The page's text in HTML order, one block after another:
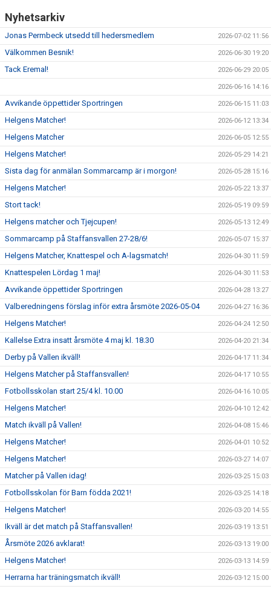
Nyhetsarkiv
Jonas Permbeck utsedd till hedersmedlem 2026-07-02 11:56
Välkommen Besnik! 2026-06-30 19:20
Tack Eremal! 2026-06-29 20:05
2026-06-16 14:16
Avvikande öppettider Sportringen 2026-06-15 11:03
Helgens Matcher! 2026-06-12 13:34
Helgens Matcher 2026-06-05 12:55
Helgens Matcher! 2026-05-29 14:21
Sista dag för anmälan Sommarcamp är i morgon! 2026-05-28 15:16
Helgens Matcher! 2026-05-22 13:37
Stort tack! 2026-05-19 09:59
Helgens matcher och Tjejcupen! 2026-05-13 12:49
Sommarcamp på Staffansvallen 27-28/6! 2026-05-07 15:37
Helgens Matcher, Knattespel och A-lagsmatch! 2026-04-30 11:59
Knattespelen Lördag 1 maj! 2026-04-30 11:53
Avvikande öppettider Sportringen 2026-04-28 13:27
Valberedningens förslag inför extra årsmöte 2026-05-04 2026-04-27 16:36
Helgens Matcher! 2026-04-24 12:50
Kallelse Extra insatt årsmöte 4 maj kl. 18.30 2026-04-20 21:34
Derby på Vallen ikväll! 2026-04-17 11:34
Helgens Matcher på Staffansvallen! 2026-04-17 10:55
Fotbollsskolan start 25/4 kl. 10.00 2026-04-16 10:05
Helgens Matcher! 2026-04-10 12:42
Match ikväll på Vallen! 2026-04-08 15:46
Helgens Matcher! 2026-04-01 10:52
Helgens Matcher! 2026-03-27 14:07
Matcher på Vallen idag! 2026-03-25 15:03
Fotbollsskolan för Barn födda 2021! 2026-03-25 14:18
Helgens Matcher! 2026-03-20 14:55
Ikväll är det match på Staffansvallen! 2026-03-19 13:51
Årsmöte 2026 avklarat! 2026-03-13 19:00
Helgens Matcher! 2026-03-13 14:59
Herrarna har träningsmatch ikväll! 2026-03-12 15:00